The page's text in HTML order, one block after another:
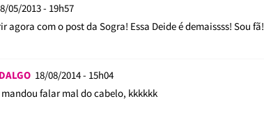
05/2013 - 19h57
agora com o post da Sogra! Essa Deide é demaissss! Sou fã!
18/08/2014 - 15h04
falar mal do cabelo, kkkkkk